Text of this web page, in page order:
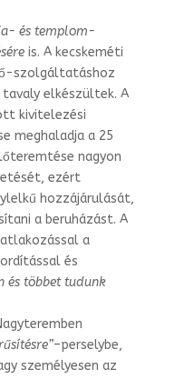
és templom-
is. A kecskeméti
szolgáltatáshoz
elkészültek. A
kivitelezé­si
meghaladja a 25
nagyon
ezért
hozzájárulását,
a beru­házást. A
a
és
és többet tudunk
–perselybe,
személyesen az